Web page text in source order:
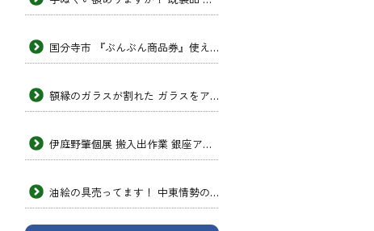
国分寺市 『ぶんぶん商品券』使えます！ 次男画坊
額縁のガラスが割れた ガラスをアクリルガラスに交換したい 透明のプラスチック 板みたいなヤツ 東京の額縁店
伊庭野肇個展 搬入出作業 銀座アートホール 次男画坊
油絵の具売ってます！ 中東情勢の影響 洋画材料専門店 次男画坊